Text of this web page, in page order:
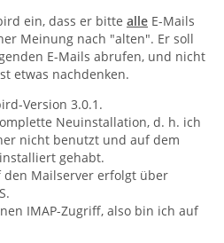
ein, dass er bitte alle E-Mails
Meinung nach "alten". Er soll
E-Mails abrufen, und nicht
etwas nachdenken.
Version 3.0.1.
Neuinstallation, d. h. ich
nicht benutzt und auf dem
gehabt.
Mailserver erfolgt über
IMAP-Zugriff, also bin ich auf